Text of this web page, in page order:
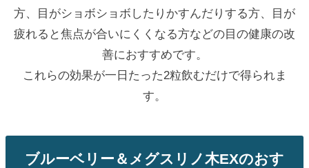
方、目がショボショボしたりかすんだりする方、目が
疲れると焦点が合いにくくなる方などの目の健康の改
善におすすめです。
これらの効果が一日たった2粒飲むだけで得られま
す。
ブルーベリー＆メグスリノ木EXのおす